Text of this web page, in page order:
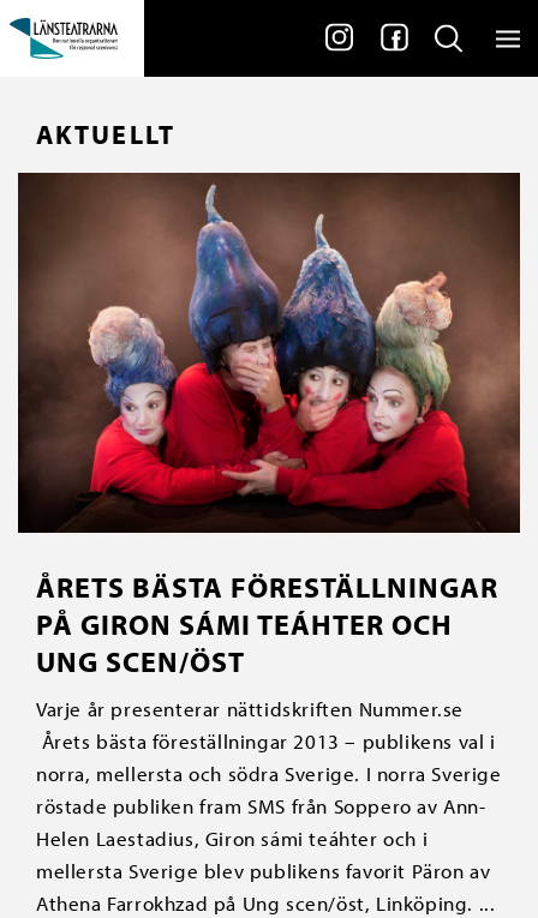
AKTUELLT
ÅRETS BÄSTA FÖRESTÄLLNINGAR
PÅ GIRON SÁMI TEÁHTER OCH
UNG SCEN/ÖST
Varje år presenterar nättidskriften Nummer.se
Årets bästa föreställningar 2013 – publikens val i
norra, mellersta och södra Sverige. I norra Sverige
röstade publiken fram SMS från Soppero av Ann-
Helen Laestadius, Giron sámi teáhter och i
mellersta Sverige blev publikens favorit Päron av
Athena Farrokhzad på Ung scen/öst, Linköping. ...